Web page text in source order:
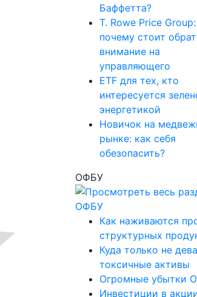
Баффетта?
T. Rowe Price Group:
почему стоит
внимание на
управляющего
ETF для тех, кто
интересуется
энергетикой
Новичок на
рынке: как себя
обезопасить?
ОФБУ
Как наживаются
структурных
Куда только не
токсичные активы
Огромные убытки
Инвестиции в